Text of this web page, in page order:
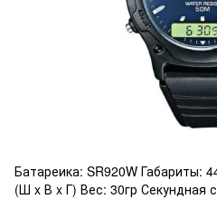
Батареика: SR920W Габариты:
(Ш x В x Г) Вес: 30гр Секундная